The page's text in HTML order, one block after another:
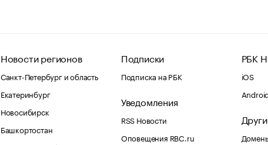
Новости регионов
Санкт-Петербург и область
Екатеринбург
Новосибирск
Башкортостан
Подписки
Подписка на РБК
Уведомления
RSS Новости
Оповещения RBC.ru
РБК
iOS